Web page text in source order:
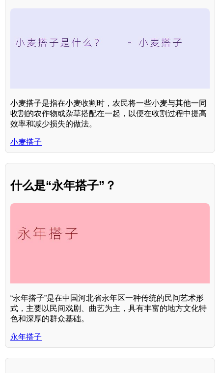
小麦搭子是指在小麦收割时，农民将一些小麦与其他一同
收割的农作物或杂草搭配在一起，以便在收割过程中提高
效率和减少损失的做法。
小麦搭子
什么是“永年搭子”？
“永年搭子”是在中国河北省永年区一种传统的民间艺术形
式，主要以民间戏剧、曲艺为主，具有丰富的地方文化特
色和深厚的群众基础。
永年搭子